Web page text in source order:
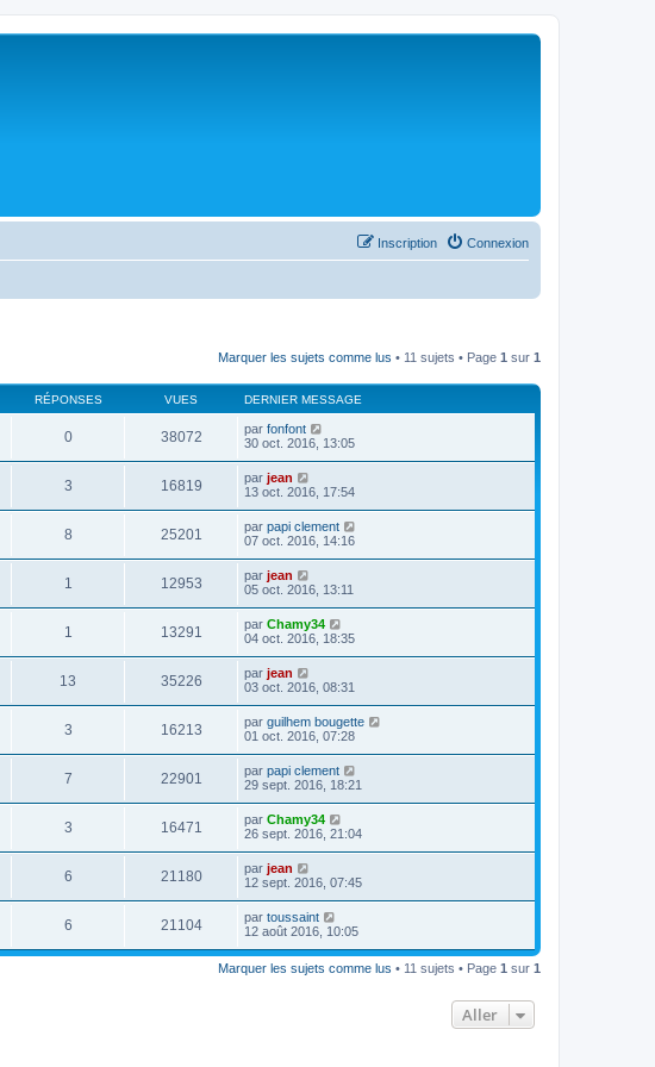
Connexion
Inscription
Marquer les sujets comme lus • 11 sujets • Page 1 sur 1
RÉPONSES VUES DERNIER MESSAGE
0 38072 par fonfont
30 oct. 2016, 13:05
3 16819 par jean
13 oct. 2016, 17:54
8 25201 par papi clement
07 oct. 2016, 14:16
1 12953 par jean
05 oct. 2016, 13:11
1 13291 par Chamy34
04 oct. 2016, 18:35
13 35226 par jean
03 oct. 2016, 08:31
3 16213 par guilhem bougette
01 oct. 2016, 07:28
7 22901 par papi clement
29 sept. 2016, 18:21
3 16471 par Chamy34
26 sept. 2016, 21:04
6 21180 par jean
12 sept. 2016, 07:45
6 21104 par toussaint
12 août 2016, 10:05
Marquer les sujets comme lus • 11 sujets • Page 1 sur 1
Aller